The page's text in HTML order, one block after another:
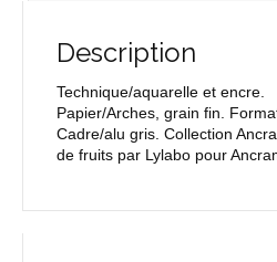
Description
Technique/aquarelle et encre.
Papier/Arches, grain fin.
Cadre/alu gris. Collection
de fruits par Lylabo pour